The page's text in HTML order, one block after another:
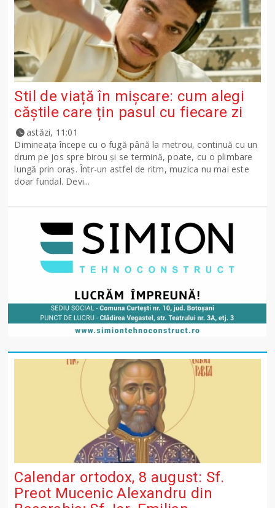
Stil de viață în mișcare: cum alegi
căștile care țin pasul cu fiecare zi
astăzi, 11:01
Dimineața începe cu o fugă până la metrou, continuă cu un
drum pe jos spre birou și se termină, poate, cu o plimbare
lungă prin oraș. Într-un astfel de ritm, muzica nu mai este
doar fundal. Devi...
Calendar ortodox, 8 august: Sf.
Preot Mucenic Alexandru din